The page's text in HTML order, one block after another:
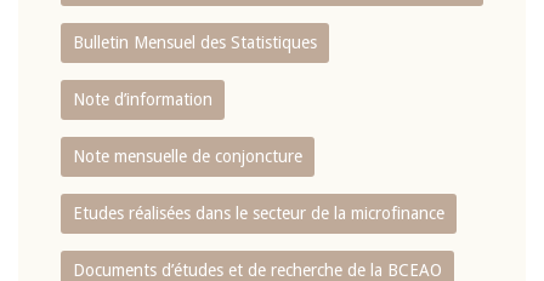
Bulletin Mensuel des Statistiques
Note d’information
Note mensuelle de conjoncture
Etudes réalisées dans le secteur de la microfinance
Documents d’études et de recherche de la BCEAO